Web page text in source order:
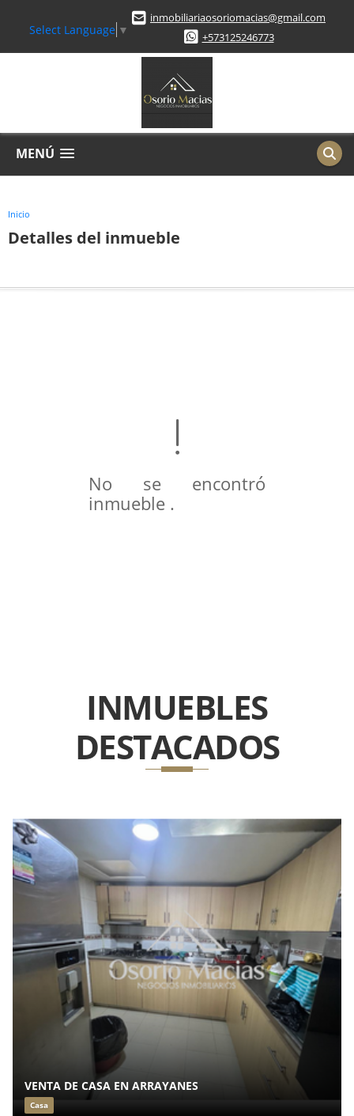
Select Language ▼
inmobiliariaosoriomacias@gmail.com
+573125246773
MENÚ
Inicio
Detalles del inmueble
No se encontró
inmueble .
INMUEBLES
DESTACADOS
VENTA DE CASA EN ARRAYANES
Casa